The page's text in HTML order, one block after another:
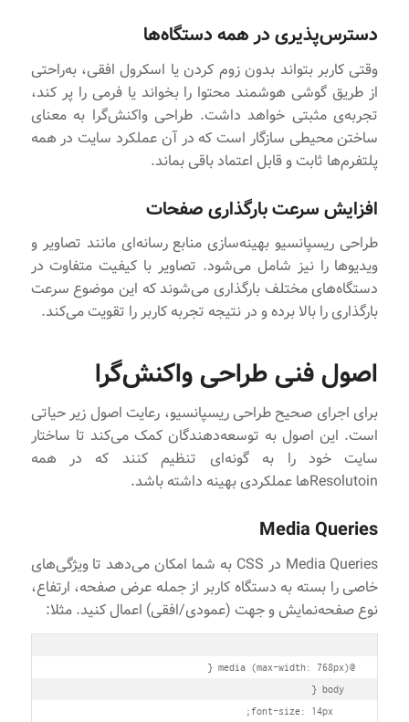
دسترس‌پذیری در همه دستگاه‌ها
وقتی کاربر بتواند بدون زوم کردن یا اسکرول افقی، به‌راحتی
از طریق گوشی هوشمند محتوا را بخواند یا فرمی را پر کند،
تجربه‌ی مثبتی خواهد داشت. طراحی واکنش‌گرا به معنای
ساختن محیطی سازگار است که در آن عملکرد سایت در همه
پلتفرم‌ها ثابت و قابل اعتماد باقی بماند.
افزایش سرعت بارگذاری صفحات
طراحی ریسپانسیو بهینه‌سازی منابع رسانه‌ای مانند تصاویر و
ویدیوها را نیز شامل می‌شود. تصاویر با کیفیت متفاوت در
دستگاه‌های مختلف بارگذاری می‌شوند که این موضوع سرعت
بارگذاری را بالا برده و در نتیجه تجربه کاربر را تقویت می‌کند.
اصول فنی طراحی واکنش‌گرا
برای اجرای صحیح طراحی ریسپانسیو، رعایت اصول زیر حیاتی
است. این اصول به توسعه‌دهندگان کمک می‌کند تا ساختار
سایت خود را به گونه‌ای تنظیم کنند که در همه
Resolutoinها عملکردی بهینه داشته باشد.
Media Queries
Media Queries در CSS به شما امکان می‌دهد تا ویژگی‌های
خاصی را بسته به دستگاه کاربر از جمله عرض صفحه، ارتفاع،
نوع صفحه‌نمایش و جهت (عمودی/افقی) اعمال کنید. مثلا: